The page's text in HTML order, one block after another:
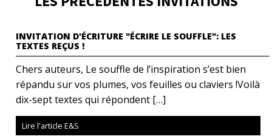
INVITATION D'ÉCRITURE "ÉCRIRE LE SOUFFLE": LES
TEXTES REÇUS !
Chers auteurs, Le souffle de l’inspiration s’est bien
répandu sur vos plumes, vos feuilles ou claviers !Voilà
dix-sept textes qui répondent […]
Lire l'article E&S